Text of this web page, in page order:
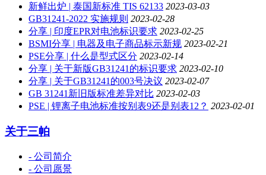
新鲜出炉 | 泰国新标准 TIS 62133 2023-03-03
GB31241-2022 实施规则 2023-02-28
分享 | 印度EPR对电池标识要求 2023-02-25
BSMI分享 | 电器及电子商品标示新规 2023-02-21
PSE分享 | 什么是型式区分 2023-02-14
分享 | 关于新版GB31241的标识要求 2023-02-10
分享 | 关于GB31241的003号决议 2023-02-07
GB 31241新旧版标准差异对比 2023-02-03
PSE | 锂离子电池标准按别表9还是别表12？ 2023-02-01
关于三帕
- 公司简介
- 公司愿景